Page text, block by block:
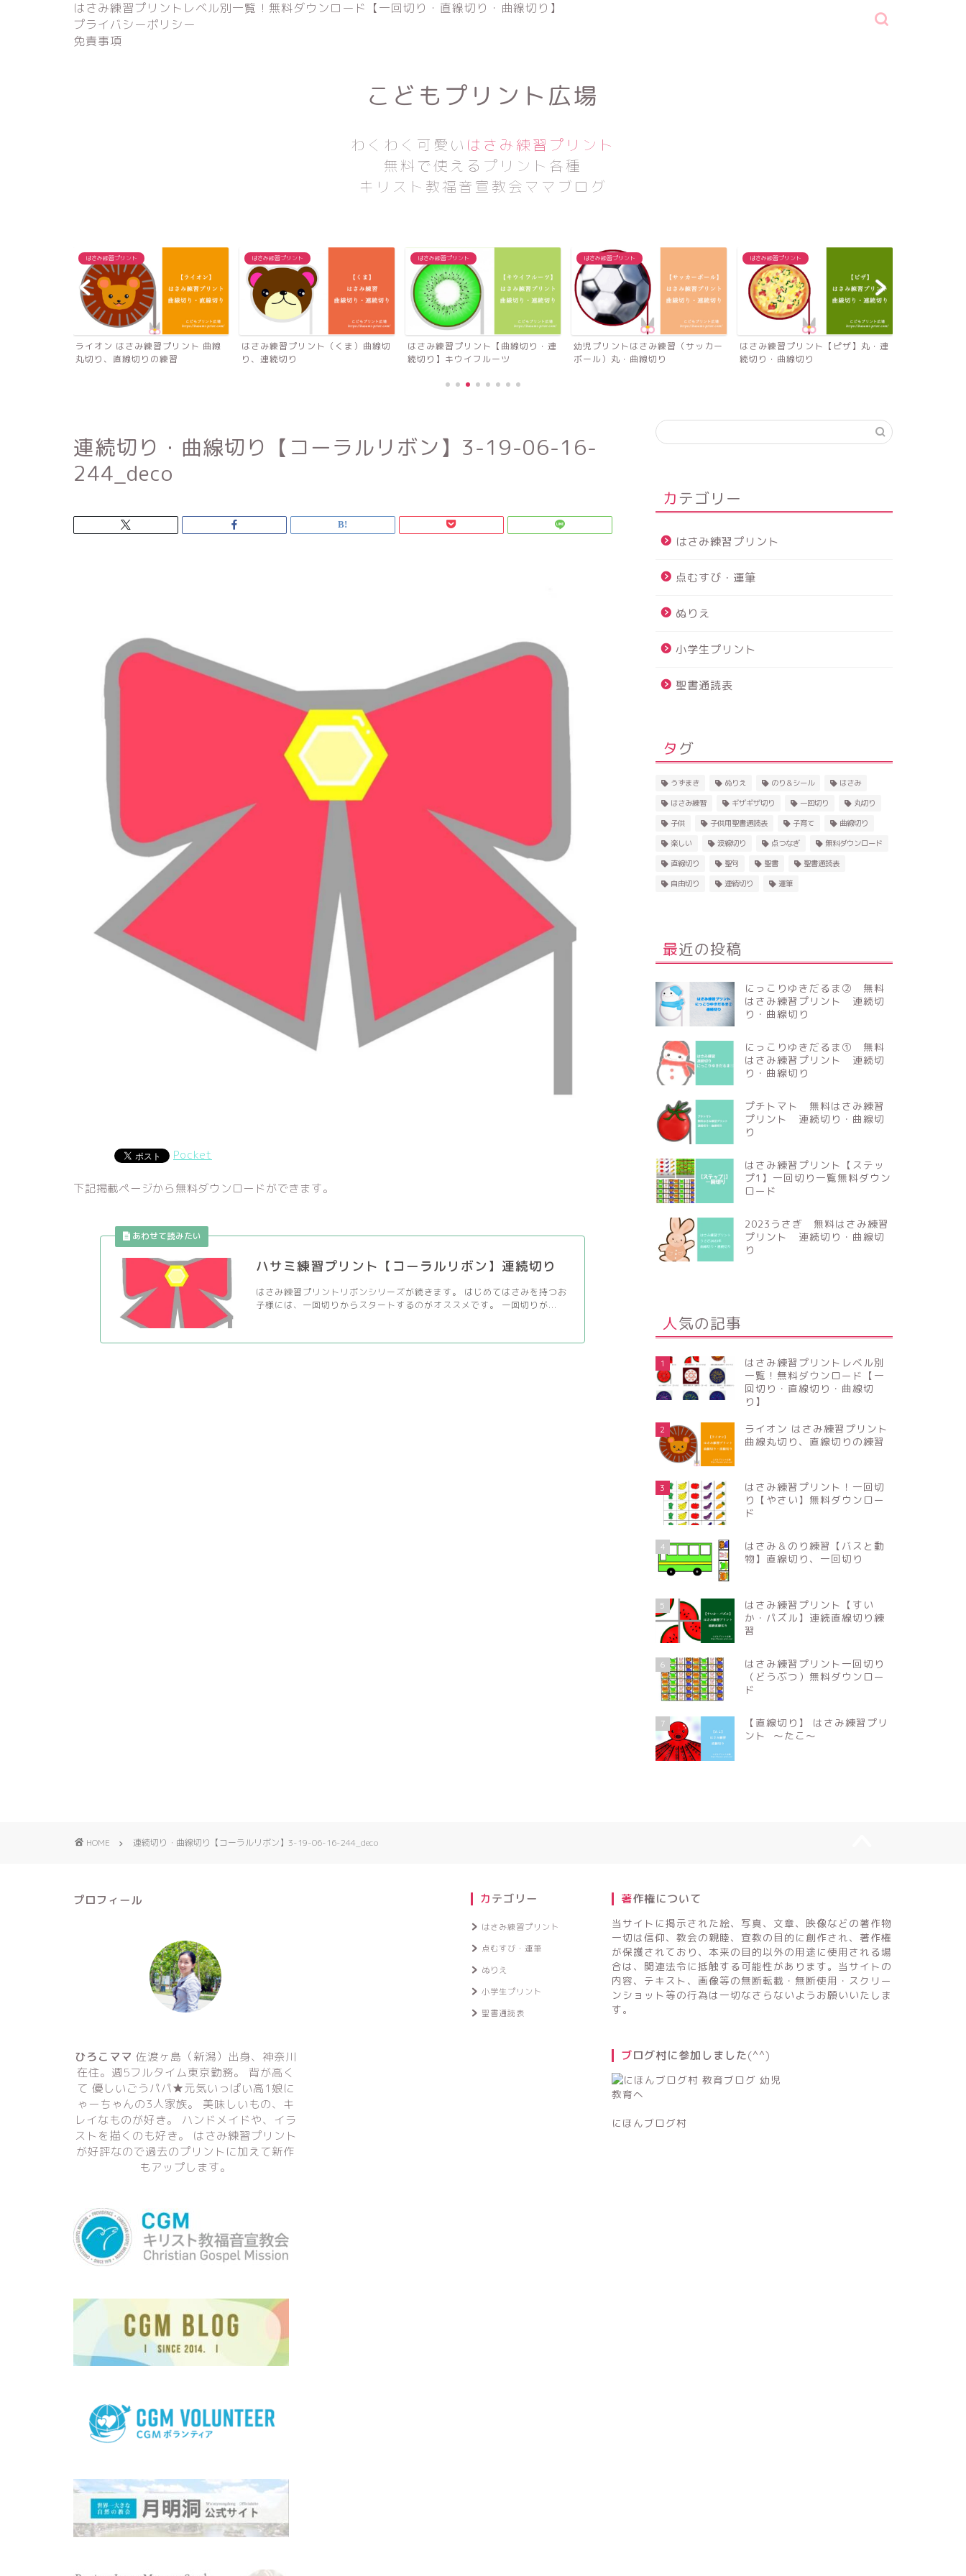
はさみ練習プリントレベル別一覧！無料ダウンロード【一回切り・直線切り・曲線切り】
プライバシーポリシー
免責事項
こどもプリント広場
わくわく可愛い はさみ練習プリント
無料で使えるプリント各種
キリスト教福音宣教会ママブログ
はさみ練習プリント
ライオン はさみ練習プリント 曲線
丸切り、直線切りの練習
はさみ練習プリント
はさみ練習プリント（くま）曲線切
り、連続切り
はさみ練習プリント
はさみ練習プリント【曲線切り・連
続切り】キウイフルーツ
はさみ練習プリント
幼児プリントはさみ練習（サッカー
ボール）丸・曲線切り
はさみ練習プリント
はさみ練習プリント【ピザ】丸・連
続切り・曲線切り
連続切り・曲線切り【コーラルリボン】3-19-06-16-
244_deco
Pocket
下記掲載ページから無料ダウンロードができます。
ハサミ練習プリント【コーラルリボン】連続切り
はさみ練習プリントリボンシリーズが続きます。 はじめてはさみを持つお
子様には、一回切りからスタートするのがオススメです。 一回切りが...
カテゴリー
はさみ練習プリント
点むすび・運筆
ぬりえ
小学生プリント
聖書通読表
タグ
うずまき ぬりえ のり＆シール
はさみ
はさみ練習
ギザギザ切り 一回切り
丸切り
子供
子供用聖書通読表 子育て
曲線切り
楽しい
波線切り 点つなぎ
無料ダウンロード
直線切り
聖句 聖書
聖書通読表
自由切り
連続切り 運筆
最近の投稿
にっこりゆきだるま② 無料
はさみ練習プリント 連続切
り・曲線切り
にっこりゆきだるま① 無料
はさみ練習プリント 連続切
り・曲線切り
プチトマト 無料はさみ練習
プリント 連続切り・曲線切
り
はさみ練習プリント【ステッ
プ1】一回切り一覧無料ダウン
ロード
2023うさぎ 無料はさみ練習
プリント 連続切り・曲線切
り
人気の記事
1
はさみ練習プリントレベル別
一覧！無料ダウンロード【一
回切り・直線切り・曲線切
り】
2
ライオン はさみ練習プリント
曲線丸切り、直線切りの練習
3
はさみ練習プリント！一回切
り【やさい】無料ダウンロー
ド
4
はさみ＆のり練習【バスと動
物】直線切り、一回切り
5
はさみ練習プリント【すい
か・パズル】連続直線切り練
習
6
はさみ練習プリント一回切り
（どうぶつ）無料ダウンロー
ド
7
【直線切り】 はさみ練習プリ
ント 〜たこ〜
HOME 連続切り・曲線切り【コーラルリボン】3-19-06-16-244_deco
プロフィール
ひろこママ 佐渡ヶ島（新潟）出身、神奈川
在住。週5フルタイム東京勤務。 背が高く
て 優しいごうパパ★元気いっぱい高1娘に
ゃーちゃんの3人家族。 美味しいもの、キ
レイなものが好き。 ハンドメイドや、イラ
ストを描くのも好き。 はさみ練習プリント
が好評なので過去のプリントに加えて新作
もアップします。
カテゴリー
はさみ練習プリント
点むすび・運筆
ぬりえ
小学生プリント
聖書通読表
著作権について
当サイトに掲示された絵、写真、文章、映像などの著作物
一切は信仰、教会の親睦、宣教の目的に創作され、著作権
が保護されており、本来の目的以外の用途に使用される場
合は、関連法令に抵触する可能性があります。当サイトの
内容、テキスト、画像等の無断転載・無断使用・スクリー
ンショット等の行為は一切なさらないようお願いいたしま
す。
ブログ村に参加しました(^^)
にほんブログ村